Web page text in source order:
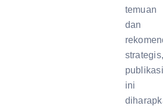
temuan
dan
publikasi
ini